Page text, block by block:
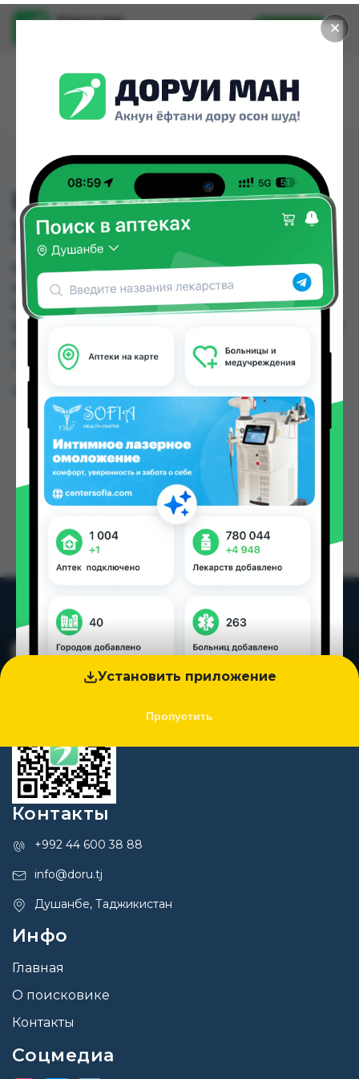
✕
Установить приложение
Пропустить
Доруи ман
Установить
ВИТ А (РЕТ.АЦ) КАПС.
33000МЕ №10
ВИТ А (РЕТ.АЦ) КАПС. 33000МЕ №10 можно
купить или заказать в аптеках, Саховати
Истаравшан, Абубакри Карим, Авиценна, АЗИЗ
9.90 TJS до 78.00 TJS в Душанбе и других
городах Таджикистана
Контакты
+992 44 600 38 88
info@doru.tj
Душанбе, Таджикистан
Инфо
Главная
О поисковике
Контакты
Соцмедиа